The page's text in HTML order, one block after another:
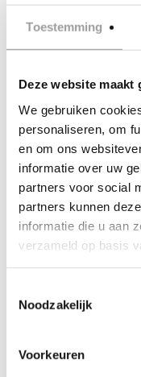
Toestemming
Deze website maakt
We gebruiken
personaliseren, om
en om ons
informatie over uw
partners voor social
partners kunnen
informatie die u aan
verzameld op basis
Noodzakelijk
Voorkeurengroepsgrootte?